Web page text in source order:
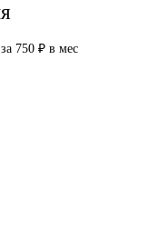
750 ₽ в мес